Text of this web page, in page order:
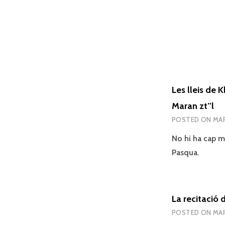
Les lleis de
Maran zt”l
POSTED ON
No hi ha cap
Pasqua.
La recitació
POSTED ON